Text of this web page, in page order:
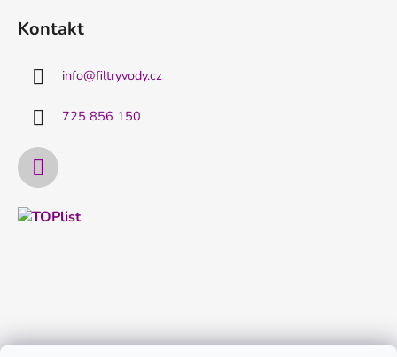
Kontakt
info@filtryvody.cz
725 856 150